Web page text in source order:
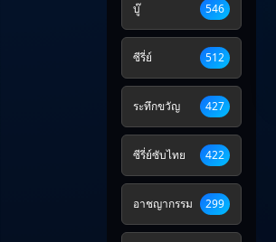
บู๊ 546
ซีรี่ย์ 512
ระทึกขวัญ 427
ซีรี่ย์ซับไทย 422
อาชญากรรม 299